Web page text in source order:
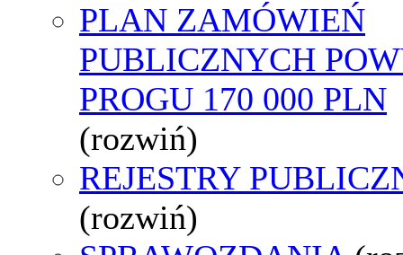
PLAN ZAMÓWIEŃ
PUBLICZNYCH
PROGU 170 000 PLN
(rozwiń)
REJESTRY
(rozwiń)